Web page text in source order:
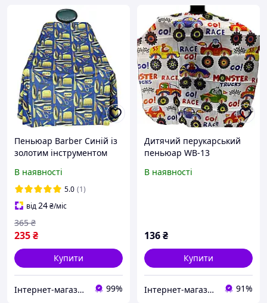
Пеньюар Barber Синій із
золотим інструментом
В наявності
5.0 (1)
від24₴/міс
235₴
365 ₴
Купити
Інтернет-магазин Star Beauty 99%
Дитячий перукарський
пеньюар WB-13
В наявності
136₴
Купити
Інтернет-магазин CELEBRITY 91%